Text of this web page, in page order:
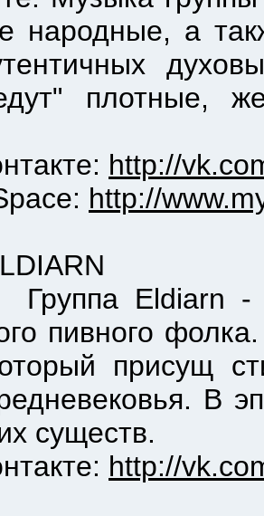
народные, а
плотные,
http://
http://
- это
пивного
присущ
В
существ.
http://